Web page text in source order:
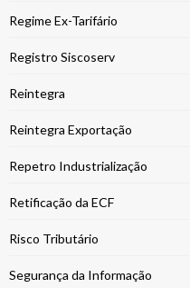
Regime Ex-Tarifário
Registro Siscoserv
Reintegra
Reintegra Exportação
Repetro Industrialização
Retificação da ECF
Risco Tributário
Segurança da Informação